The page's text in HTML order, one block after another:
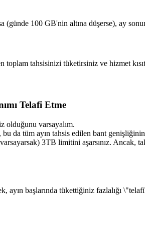
100 GB'nin altına düşerse), ay
toplam tahsisinizi tüketirsiniz ve hizmet
Telafi Etme
olduğunu varsayalım.
da tüm ayın tahsis edilen bant
3TB limitini aşarsınız.
ayın başlarında tükettiğiniz fazlalığı